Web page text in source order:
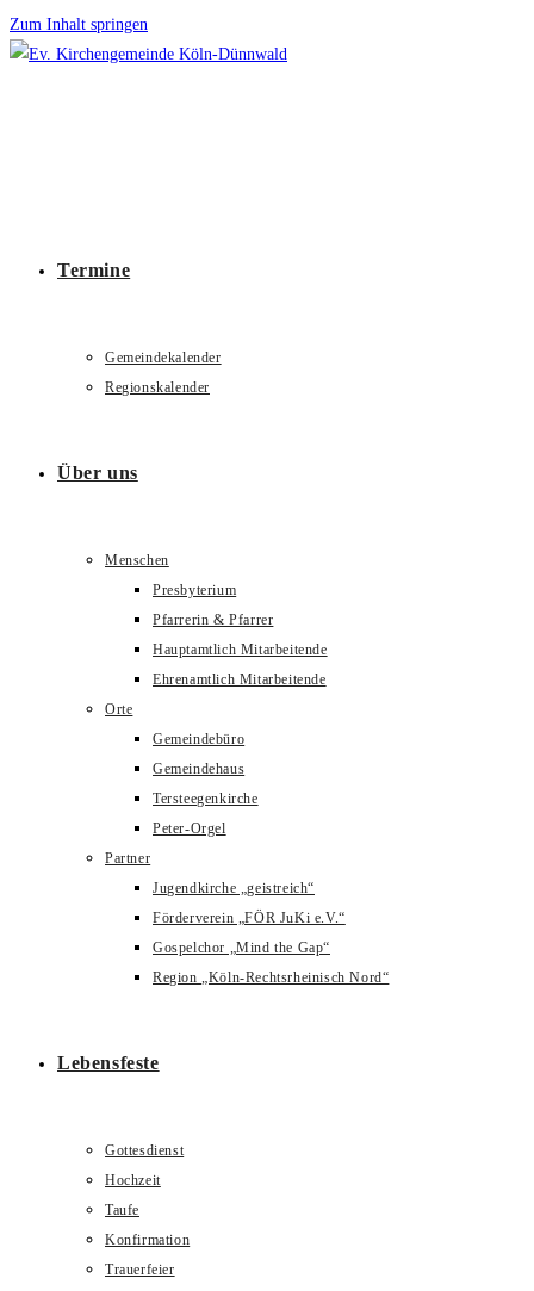
Zum Inhalt springen
Termine
Gemeindekalender
Regionskalender
Über uns
Menschen
Presbyterium
Pfarrerin & Pfarrer
Hauptamtlich Mitarbeitende
Ehrenamtlich Mitarbeitende
Orte
Gemeindebüro
Gemeindehaus
Tersteegenkirche
Peter-Orgel
Partner
Jugendkirche „geistreich“
Förderverein „FÖR JuKi e.V.“
Gospelchor „Mind the Gap“
Region „Köln-Rechtsrheinisch Nord“
Lebensfeste
Gottesdienst
Hochzeit
Taufe
Konfirmation
Trauerfeier